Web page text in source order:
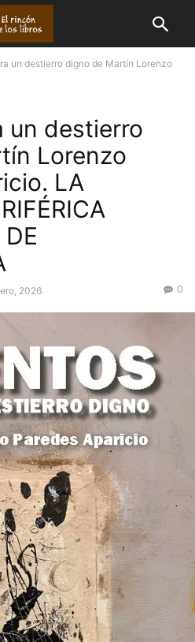
un destierro digno de Martín Lorenzo
un destierro
Lorenzo
LA
2026 0